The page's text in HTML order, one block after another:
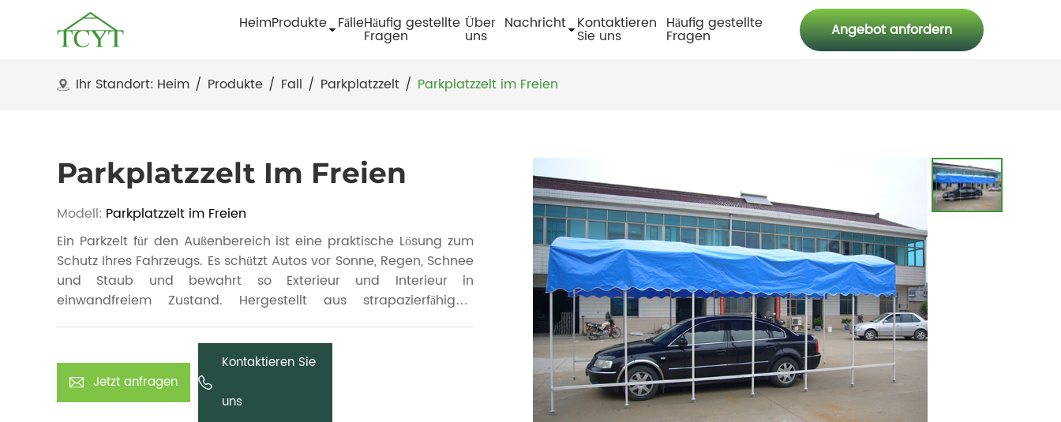
HeimProdukte FälleHäufig gestellte
Fragen
Über
uns
Nachricht Kontaktieren
Sie uns
Häufig gestellte
Fragen Angebot anfordern
Ihr Standort: Heim / Produkte / Fall / Parkplatzzelt / Parkplatzzelt im Freien
Parkplatzzelt Im Freien
Modell: Parkplatzzelt im Freien
Ein Parkzelt für den Außenbereich ist eine praktische Lösung zum
Schutz Ihres Fahrzeugs. Es schützt Autos vor Sonne, Regen, Schnee
und Staub und bewahrt so Exterieur und Interieur in
einwandfreiem Zustand. Hergestellt aus strapazierfähigen,
und abbauen und ist platzsparend zu verstauen. Es ist leicht und
dennoch robust und passt für die meisten Fahrzeuggrößen. Mit
einem Parkzelt vermeiden Sie teure Lackschäden und das
Ausbleichen des Innenraums – eine sinnvolle Investition für jeden
Jetzt anfragen
Kontaktieren Sie
uns